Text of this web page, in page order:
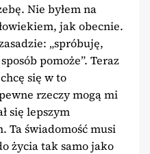
Nie byłem na
jak obecnie.
„spróbuję,
pomoże”. Teraz
się w to
rzeczy mogą mi
się lepszym
Ta świadomość musi
życia tak samo jako